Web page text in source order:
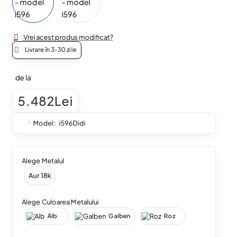
Vrei acest produs modificat?
Livrare în 3-30 zile
de la
5.482Lei
Model: i596Didi
Alege Metalul
Aur 18k
Alege Culoarea Metalului
Alb Galben Roz